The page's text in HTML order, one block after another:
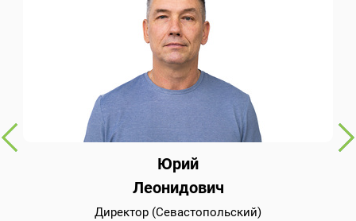
Юрий
Леонидович
Директор (Севастопольский)